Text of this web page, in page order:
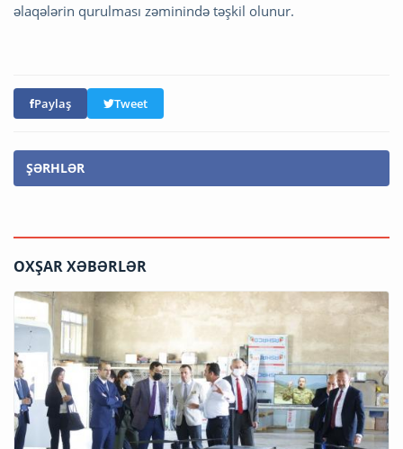
əlaqələrin qurulması zəminində təşkil olunur.
Paylaş Tweet
ŞƏRHLƏR
OXŞAR XƏBƏRLƏR